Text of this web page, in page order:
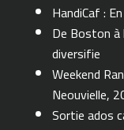
HandiCaf :
De Boston à
diversifie
Weekend
Neouvielle,
Sortie ados